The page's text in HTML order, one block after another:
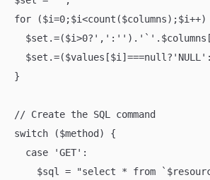
for
}
// Create the SQL command
switch ($method) {
  case 'GET':
$sql = "select * from